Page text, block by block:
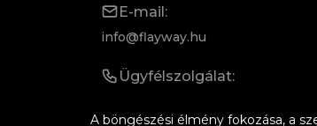
E-mail:
info@flayway.hu
Ügyfélszolgálat:
+36 20 330 0895
A böngészési élmény fokozása, a